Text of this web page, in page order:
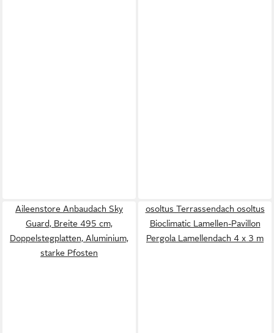
Aileenstore Anbaudach Sky
Guard, Breite 495 cm,
Doppelstegplatten, Aluminium,
starke Pfosten
osoltus Terrassendach osoltus
Bioclimatic Lamellen-Pavillon
Pergola Lamellendach 4 x 3 m